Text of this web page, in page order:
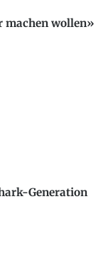
machen wollen»
Generation